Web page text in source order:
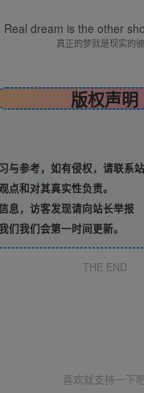
Real dream is the other
真正的梦就是现实的
版权声明
与参考，如有侵权，请联系
和对其真实性负责。
息，访客发现请向站长举报
我们会第一时间更新。
THE END
喜欢就支持一下